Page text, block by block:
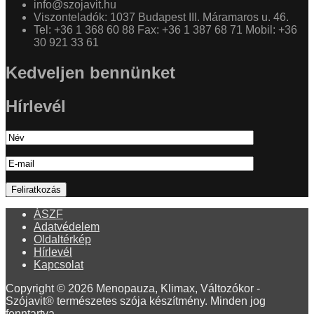
info@szojavit.hu
Viszonteladók: 1037 Budapest III. Máramaros u. 46.
Tel: +36 1 368 60 88 Fax: +36 1 387 68 71 Mobil: +36
30 921 33 61
Kedveljen bennünket
Hírlevél
ÁSZF
Adatvédelem
Oldaltérkép
Hírlevél
Kapcsolat
Copyright © 2026 Menopauza, Klimax, Változókor -
Szójavit® természetes szója készítmény. Minden jog